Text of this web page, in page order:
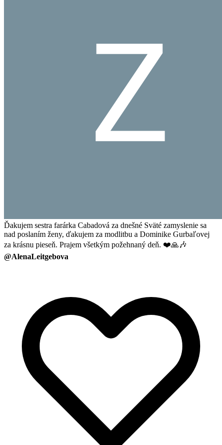
Ďakujem sestra farárka Cabadová za dnešné Sväté zamyslenie sa
nad poslaním ženy, ďakujem za modlitbu a Dominike Gurbaľovej
za krásnu pieseň. Prajem všetkým požehnaný deň. ❤️🙏🎶
@AlenaLeitgebova